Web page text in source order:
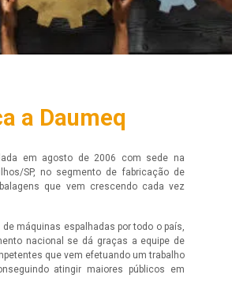
a Daumeq
em agosto de 2006 com sede na
SP, no segmento de fabricação de
que vem crescendo cada vez
máquinas espalhadas por todo o país,
nacional se dá graças a equipe de
que vem efetuando um trabalho
atingir maiores públicos em